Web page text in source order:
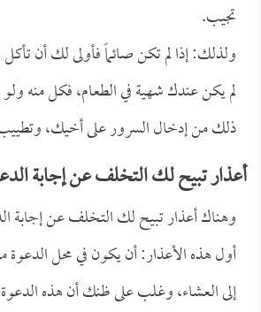
تجيب.
ولذلك: إذا لم تكن صائماً فأولى لك أن تأكل
لم يكن عندك شهية في الطعام، فكل منه ولو
ذلك من إدخال السرور على أخيك،
أعذار تبيح لك التخلف عن إجابة
وهناك أعذار تبيح لك التخلف عن إجابة
أول هذه الأعذار: أن يكون في محل الدعوة
إلى العشاء، وغلب على ظنك أن هذه